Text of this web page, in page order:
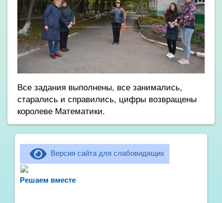
Все задания выполнены, все занимались,
старались и справились, цифры возвращены
королеве Математики.
Версия сайта для слабовидящих
Решаем вместерассказать о воспитателях? Знаете, как